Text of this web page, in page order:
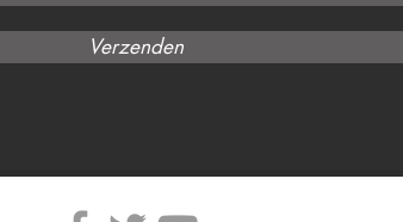
Verzenden